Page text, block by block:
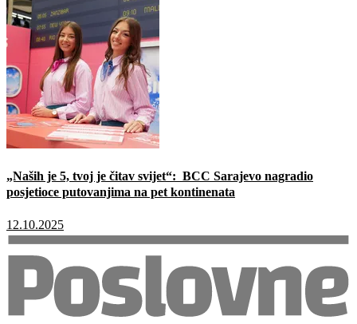
„Naših je 5, tvoj je čitav svijet“: BCC Sarajevo nagradio
posjetioce putovanjima na pet kontinenata
12.10.2025